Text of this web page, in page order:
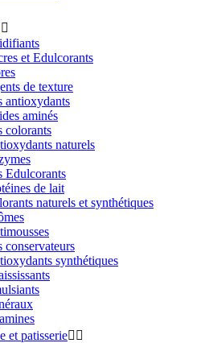

et Edulcorants
de texture
antioxydants
aminés
colorants
naturels
Edulcorants
de lait
naturels et synthétiques
conservateurs
synthétiques
et patisserie 